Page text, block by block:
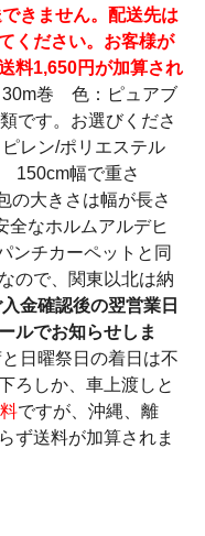
きません。配送先は
ください。お客様が
料1,650円が加算され
巻 色：ピュアブ
です。お選びくださ
レン/ポリエステル
150cm幅で重さ
大きさは幅が長さ
全なホルムアルデヒ
チカーペットと同
ので、関東以北は納
金確認後の翌営業日
ルでお知らせしま
日曜祭日の着日は不
ろしか、車上渡しと
ですが、沖縄、離
ず送料が加算されま